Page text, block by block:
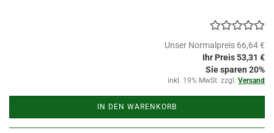
Unser Normalpreis 66,64 €
Ihr Preis 53,31 €
Sie sparen 20%
inkl. 19% MwSt. zzgl. Versand
IN DEN WARENKORB